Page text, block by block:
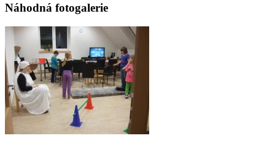
Náhodná fotogalerie